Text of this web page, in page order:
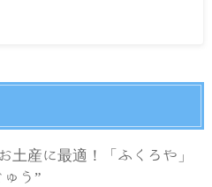
土産に最適！「ふくろや」
ゅう”